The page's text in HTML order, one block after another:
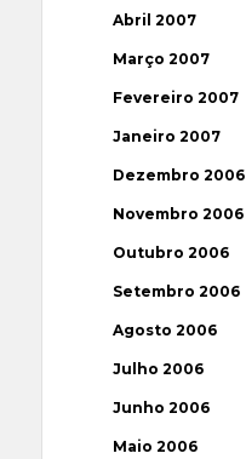
Abril 2007
Março 2007
Fevereiro 2007
Janeiro 2007
Dezembro 2006
Novembro 2006
Outubro 2006
Setembro 2006
Agosto 2006
Julho 2006
Junho 2006
Maio 2006